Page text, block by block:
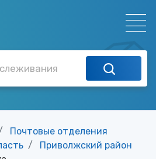
Почтовые отделения
Приволжский район